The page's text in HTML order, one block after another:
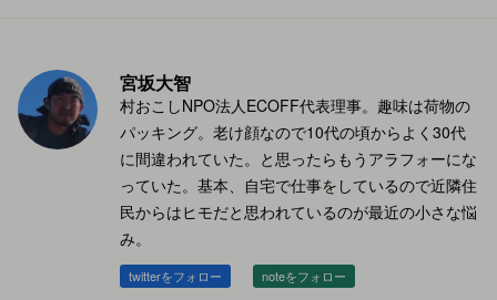
宮坂大智
村おこしNPO法人ECOFF代表理事。趣味は荷物の
パッキング。老け顔なので10代の頃からよく30代
に間違われていた。と思ったらもうアラフォーにな
っていた。基本、自宅で仕事をしているので近隣住
民からはヒモだと思われているのが最近の小さな悩
み。
twitterをフォロー noteをフォロー